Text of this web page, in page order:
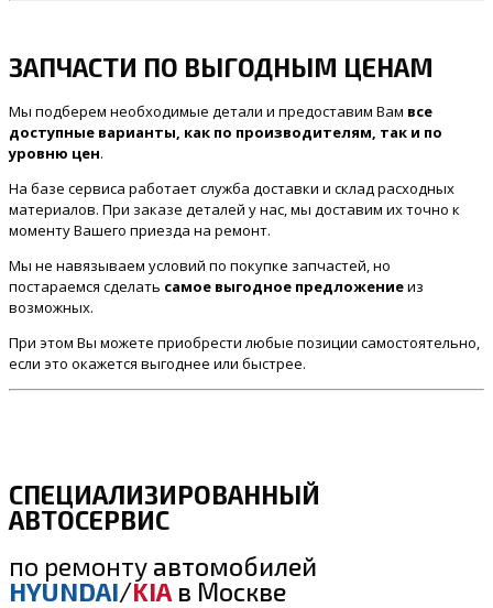
ЗАПЧАСТИ ПО ВЫГОДНЫМ ЦЕНАМ
Мы подберем необходимые детали и предоставим Вам все
доступные варианты, как по производителям, так и по
уровню цен.
На базе сервиса работает служба доставки и склад расходных
материалов. При заказе деталей у нас, мы доставим их точно к
моменту Вашего приезда на ремонт.
Мы не навязываем условий по покупке запчастей, но
постараемся сделать самое выгодное предложениеиз
возможных.
При этом Вы можете приобрести любые позиции самостоятельно,
если это окажется выгоднее или быстрее.
СПЕЦИАЛИЗИРОВАННЫЙ
АВТОСЕРВИС
по ремонту автомобилей
HYUNDAI/KIA в Москве